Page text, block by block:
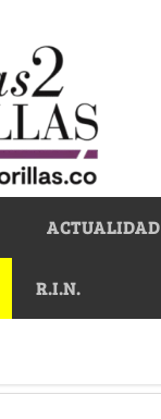
ACTUALIDAD
R.I.N.